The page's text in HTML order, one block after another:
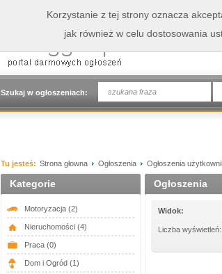
Szukaj w ogłoszeniach:
Tu jesteś: Strona głowna Ogłoszenia Ogłoszenia
Kategorie
Motoryzacja (2)
Nieruchomości (4)
Praca (0)
Dom i Ogród (1)
Ogłoszenia
Widok:
Liczba wyświetleń:
Korzystanie z tej strony oznacza
jak również w celu dostosowania